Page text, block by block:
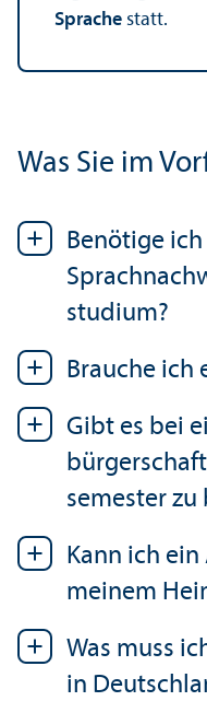
Sprache statt.
Was Sie im
Benötige
studium?
Brauche ich
Gibt es bei
semester zu
Kann ich
meinem
Was muss
in